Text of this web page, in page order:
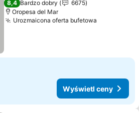
8,4 Bardzo dobry
6675
Oropesa del Mar
Urozmaicona oferta bufetowa
Wyświetl ceny